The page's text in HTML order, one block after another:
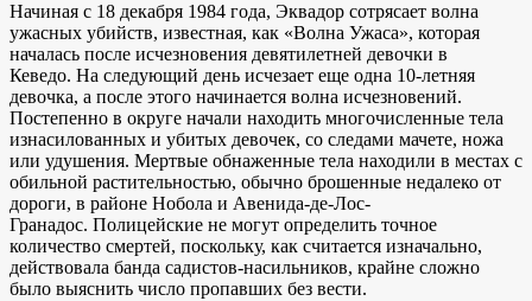
Начиная с 18 декабря 1984 года, Эквадор сотрясает волна
ужасных убийств, известная, как «Волна Ужаса», которая
началась после исчезновения девятилетней девочки в
Кеведо. На следующий день исчезает еще одна 10-летняя
девочка, а после этого начинается волна исчезновений.
Постепенно в округе начали находить многочисленные тела
изнасилованных и убитых девочек, со следами мачете, ножа
или удушения. Мертвые обнаженные тела находили в местах с
обильной растительностью, обычно брошенные недалеко от
дороги, в районе Нобола и Авенида-де-Лос-
Гранадос. Полицейские не могут определить точное
количество смертей, поскольку, как считается изначально,
действовала банда садистов-насильников, крайне сложно
было выяснить число пропавших без вести.